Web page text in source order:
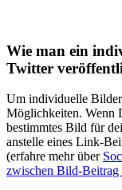
Wie man ein
Twitter
Um individuelle
Möglichkeiten. Wenn
bestimmtes Bild für
anstelle eines Link-
(erfahre mehr über
zwischen Bild-